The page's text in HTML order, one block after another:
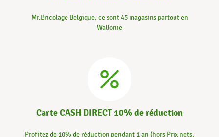
Mr.Bricolage Belgique, ce sont 45 magasins partout en
Wallonie
Carte CASH DIRECT 10% de réduction
Profitez de 10% de réduction pendant 1 an (hors Prix nets,